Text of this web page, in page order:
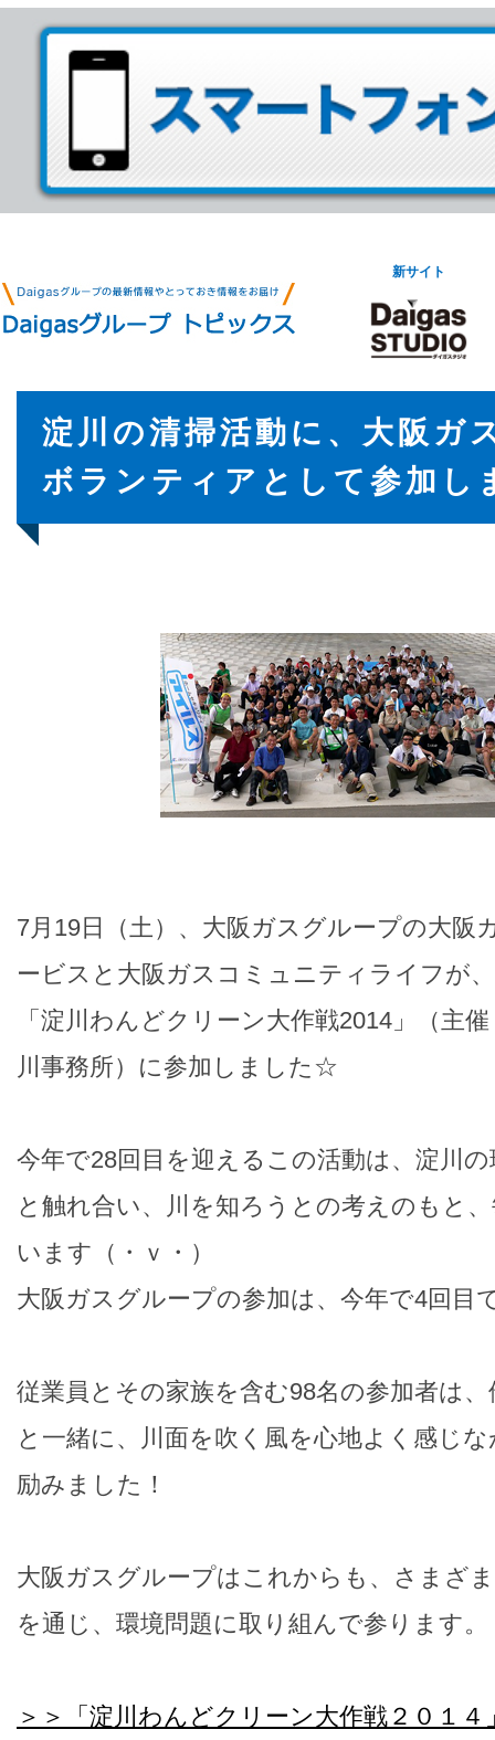
新サイト
淀川の清掃活動に、大阪ガ
ボランティアとして参加
7月19日（土）、大阪ガスグループの大阪
ービスと大阪ガスコミュニティライフが
「淀川わんどクリーン大作戦2014」（主
川事務所）に参加しました☆
今年で28回目を迎えるこの活動は、淀川
と触れ合い、川を知ろうとの考えのもと
います（・ｖ・）
大阪ガスグループの参加は、今年で4回目
従業員とその家族を含む98名の参加者は
と一緒に、川面を吹く風を心地よく感じ
励みました！
大阪ガスグループはこれからも、さまざ
を通じ、環境問題に取り組んで参ります。
＞＞「淀川わんどクリーン大作戦２０１